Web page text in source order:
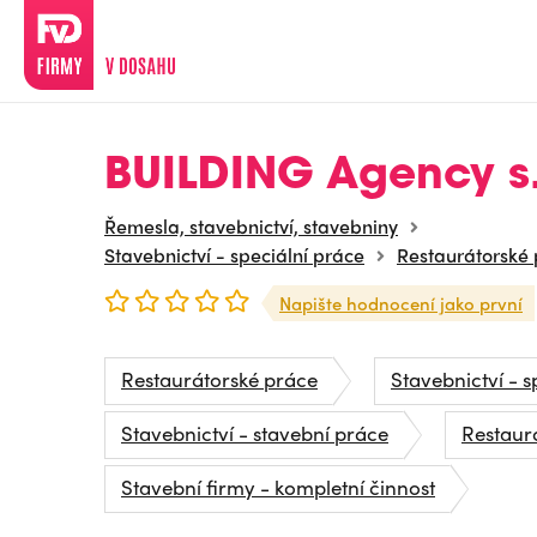
BUILDING Agency
Řemesla, stavebnictví, stavebniny
Stavebnictví - speciální práce
Restaurátorské
Napište hodnocení jako první
Restaurátorské práce
Stavebnictví -
Stavebnictví - stavební práce
Stavební firmy - kompletní činnost